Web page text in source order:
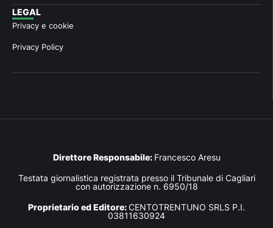
LEGAL
Privacy e cookie
Privacy Policy
Direttore Responsabile: Francesco Aresu
Testata giornalistica registrata presso il Tribunale di Cagliari
con autorizzazione n. 6950/18
Proprietario ed Editore:CENTOTRENTUNO SRLS P.I.
03811630924